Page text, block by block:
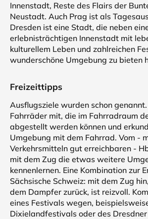
Innenstadt, Reste des Flairs der
Neustadt. Auch Prag ist als
Dresden ist eine Stadt, die neben
erlebnisträchtigen Innenstadt mit
kulturellem Leben und zahlreichen
wunderschöne Umgebung zu bieten
Freizeittipps
Ausflugsziele wurden schon
Fahrräder mit, die im Fahrradraum
abgestellt werden können und
Umgebung mit dem Fahrrad. Vom -
Verkehrsmitteln gut erreichbaren -
mit dem Zug die etwas weitere
kennenlernen. Eine Kombination zur
Sächsische Schweiz: mit dem Zug
dem Dampfer zurück, ist reizvoll.
eines Festivals wegen,
Dixielandfestivals oder des